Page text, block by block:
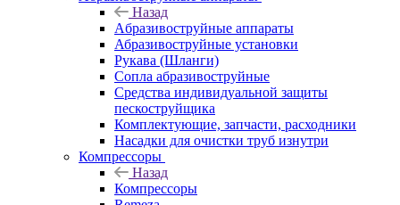
Назад
Aбразивоструйные аппараты
Абразивоструйные установки
Рукава (Шланги)
Сопла абразивоструйные
Средства индивидуальной защиты
пескоструйщика
Комплектующие, запчасти, расходники
Насадки для очистки труб изнутри
Компрессоры
Назад
Компрессоры